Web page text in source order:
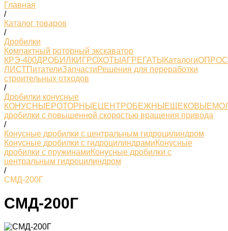
Главная
/
Каталог товаров
/
Дробилки
Компактный роторный экскаватор
КРЭ-400ДРОБИЛКИ ГРОХОТЫ АГРЕГАТЫ Каталоги
ЛИСТПитателиЗапчастиРешения для переработки
строительных отходов
/
Дробилки конусные
КОНУСНЫЕРОТОРНЫЕ ЦЕНТРОБЕЖНЫЕ ЩЕКОВЫЕ
дробилки с повышенной скоростью вращения привода
/
Конусные дробилки с центральным гидроцилиндром
Конусные дробилки с гидроцилиндрамиКонусные
дробилки с пружинамиКонусные дробилки с
центральным гидроцилиндром
/
СМД-200Г
СМД-200Г